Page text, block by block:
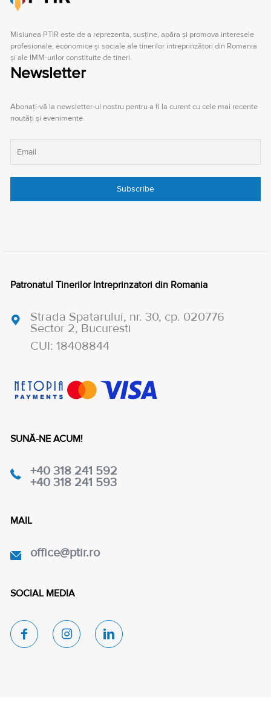
Misiunea PTIR este de a reprezenta, susţine, apăra şi promova interesele
profesionale, economice şi sociale ale tinerilor întreprinzători din România
şi ale IMM-urilor constituite de tineri.
Newsletter
Abonați-vă la newsletter-ul nostru pentru a fi la curent cu cele mai recente
noutăți și evenimente.
Patronatul Tinerilor Intreprinzatori din Romania
Strada Spatarului, nr. 30, cp. 020776
Sector 2, Bucuresti
CUI: 18408844
SUNĂ-NE ACUM!
+40 318 241 592
+40 318 241 593
MAIL
office@ptir.ro
SOCIAL MEDIA